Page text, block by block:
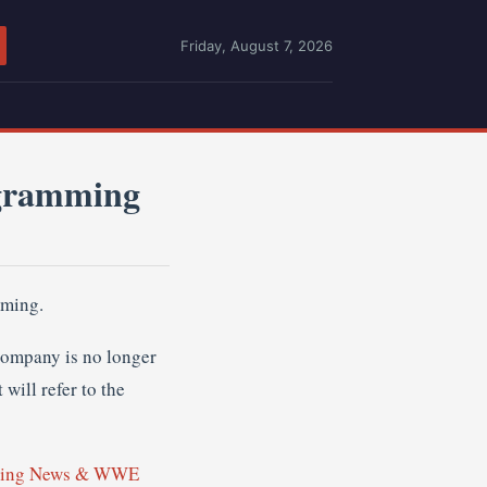
Friday, August 7, 2026
is no longer
will refer to the
News & WWE